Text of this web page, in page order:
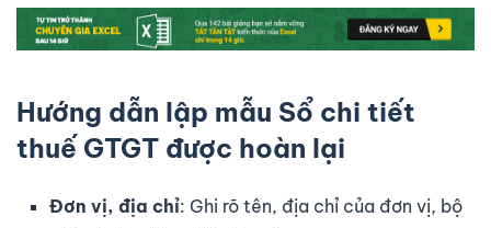
Hướng dẫn lập mẫu Sổ chi tiết
thuế GTGT được hoàn lại
Đơn vị, địa chỉ: Ghi rõ tên, địa chỉ của đơn vị, bộ